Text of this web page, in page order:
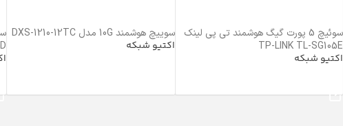
سوئیچ 5 پورت گیگ هوشمند تی پی لینک
TP-LINK TL-SG105E
اکتیو شبکه
سوییچ هوشمند 10G مدل DXS-1210-12TC
اکتیو شبکه